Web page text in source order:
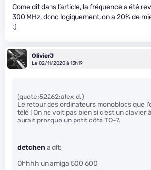
Come dit dans l’article, la fréquence a été
300 MHz, donc logiquement, on a 20% de
;)
OlivierJ
Le 02/11/2020 à 15h19
(quote:52262:alex.d.)
Le retour des ordinateurs monoblocs que
télé ! On ne voit pas bien si c’est un clavier
aurait presque un petit côté TO-7.
detchen a dit:
Ohhhh un amiga 500 600